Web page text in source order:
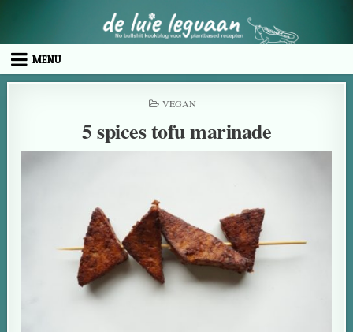
MENU
VEGAN
5 spices tofu marinade